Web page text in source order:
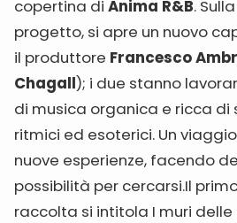
copertina di Anima R&B.
progetto, si apre un nuovo
il produttore Francesco
Chagall); i due stanno
di musica organica e ricca di
ritmici ed esoterici. Un
nuove esperienze, facendo
possibilità per cercarsi.Il
raccolta si intitola I muri delle